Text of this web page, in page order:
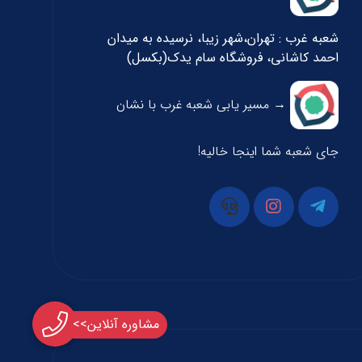
شعبه غرب : تهران،شهر زیبا، نرسیده به میدان
احمد کاشانی، فروشگاه سام یدک(بکسل)
→ مسیر یابی شعبه غرب با نشان
جای شعبه شما اینجا خالیه!
مشاوره آنلاین>>